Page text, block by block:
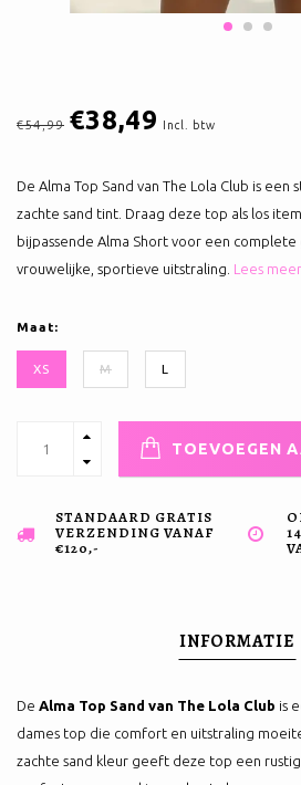
€54,99 €38,49 Incl. btw
De Alma Top Sand van The Lola Club is
zachte sand tint. Draag deze top als los
bijpassende Alma Short voor een
vrouwelijke, sportieve uitstraling. Lees meer..
Maat:
XS M L
TOEVOEGEN
STANDAARD GRATIS
VERZENDING VANAF
€120,-
INFORMATIE
De Alma Top Sand van The Lola Club is
dames top die comfort en uitstraling
zachte sand kleur geeft deze top een